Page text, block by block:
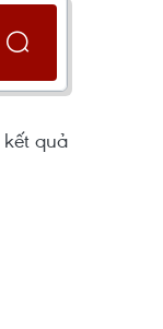
kết quả